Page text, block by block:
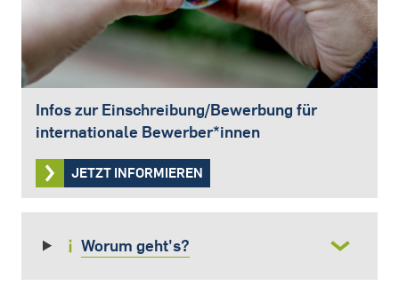
Infos zur Einschreibung/Bewerbung für
internationale Bewerber*innen
JETZT INFORMIEREN
Worum geht's?